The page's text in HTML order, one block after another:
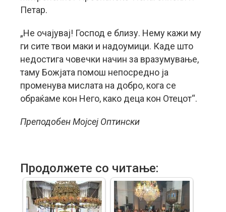
Петар.
„Не очајувај! Господ е близу. Нему кажи му
ги сите твои маки и надоумици. Каде што
недостига човечки начин за вразумување,
таму Божјата помош непосредно ја
променува мислата на добро, кога се
обраќаме кон Него, како деца кон Отецот“.
Преподобен Мојсеј Оптински
Продолжете со читање: